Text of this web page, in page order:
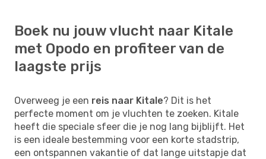
Boek nu jouw vlucht naar Kitale
met Opodo en profiteer van de
laagste prijs
Overweeg je een reis naar Kitale? Dit is het
perfecte moment om je vluchten te zoeken. Kitale
heeft die speciale sfeer die je nog lang bijblijft. Het
is een ideale bestemming voor een korte stadstrip,
een ontspannen vakantie of dat lange uitstapje dat